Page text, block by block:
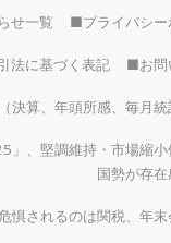
せ一覧 ■プライバシー
法に基づく表記 ■お問
算、年頭所感、毎月統
」、堅調維持・市場縮小
国勢が存
惧されるのは関税、年末